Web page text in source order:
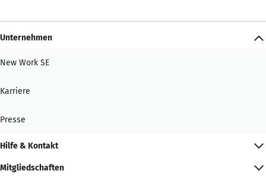
Unternehmen
New Work SE
Karriere
Presse
Hilfe & Kontakt
Mitgliedschaften